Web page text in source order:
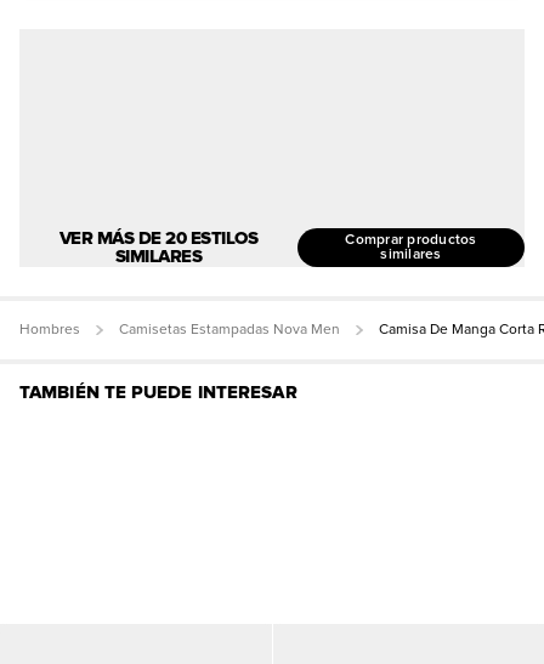
VER MÁS DE 20 ESTILOS
SIMILARES
Comprar productos
similares
Hombres Camisetas Estampadas Nova Men Camisa De Manga Corta
TAMBIÉN TE PUEDE INTERESAR